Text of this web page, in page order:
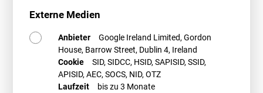
Externe Medien
Anbieter
Google Ireland Limited, Gordon
House, Barrow Street, Dublin 4, Ireland
Cookie
SID, SIDCC, HSID, SAPISID, SSID,
APISID, AEC, SOCS, NID, OTZ
Laufzeit
bis zu 3 Monate